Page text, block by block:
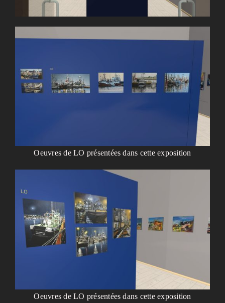
Oeuvres de LO présentées dans cette exposition
Oeuvres de LO présentées dans cette exposition